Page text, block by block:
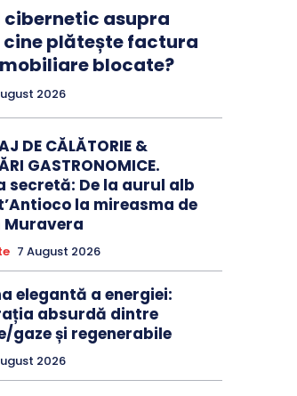
asupra
cine plătește factura
blocate?
2026
DE CĂLĂTORIE &
GASTRONOMICE.
secretă: De la aurul alb
la mireasma de
7 August 2026
elegantă a energiei:
absurdă dintre
gaze și regenerabile
2026